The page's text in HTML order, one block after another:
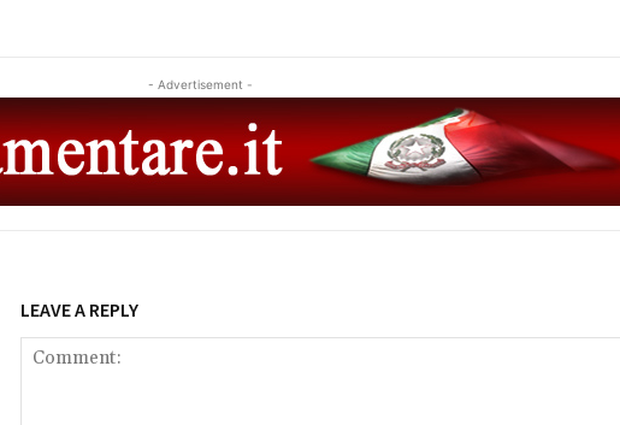
- Advertisement -
LEAVE A REPLY